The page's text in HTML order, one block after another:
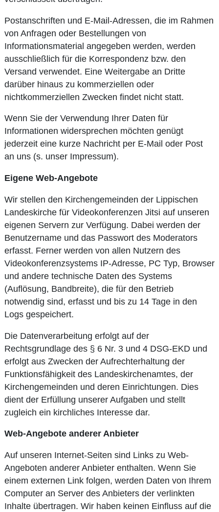
Postanschriften und E-Mail-Adressen, die im Rahmen
von Anfragen oder Bestellungen von
Informationsmaterial angegeben werden, werden
ausschließlich für die Korrespondenz bzw. den
Versand verwendet. Eine Weitergabe an Dritte
darüber hinaus zu kommerziellen oder
nichtkommerziellen Zwecken findet nicht statt.
Wenn Sie der Verwendung Ihrer Daten für
Informationen widersprechen möchten genügt
jederzeit eine kurze Nachricht per E-Mail oder Post
an uns (s. unser Impressum).
Eigene Web-Angebote
Wir stellen den Kirchengemeinden der Lippischen
Landeskirche für Videokonferenzen Jitsi auf unseren
eigenen Servern zur Verfügung. Dabei werden der
Benutzername und das Passwort des Moderators
erfasst. Ferner werden von allen Nutzern des
Videokonferenzsystems IP-Adresse, PC Typ, Browser
und andere technische Daten des Systems
(Auflösung, Bandbreite), die für den Betrieb
notwendig sind, erfasst und bis zu 14 Tage in den
Logs gespeichert.
Die Datenverarbeitung erfolgt auf der
Rechtsgrundlage des § 6 Nr. 3 und 4 DSG-EKD und
erfolgt aus Zwecken der Aufrechterhaltung der
Funktionsfähigkeit des Landeskirchenamtes, der
Kirchengemeinden und deren Einrichtungen. Dies
dient der Erfüllung unserer Aufgaben und stellt
zugleich ein kirchliches Interesse dar.
Web-Angebote anderer Anbieter
Auf unseren Internet-Seiten sind Links zu Web-
Angeboten anderer Anbieter enthalten. Wenn Sie
einem externen Link folgen, werden Daten von Ihrem
Computer an Server des Anbieters der verlinkten
Inhalte übertragen. Wir haben keinen Einfluss auf die